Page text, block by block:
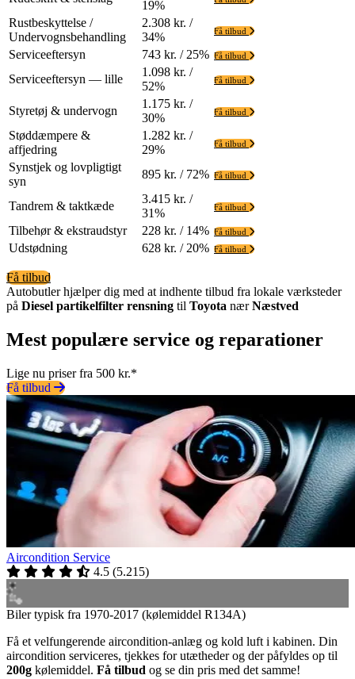
19%
Rustbeskyttelse /
Undervognsbehandling
2.308 kr. /
34%
Få tilbud
Serviceeftersyn 743 kr. / 25% Få tilbud
Serviceeftersyn — lille
1.098 kr. /
52%
Få tilbud
Styretøj & undervogn
1.175 kr. /
30%
Få tilbud
Støddæmpere &
affjedring
1.282 kr. /
29%
Få tilbud
Synstjek og lovpligtigt
syn
895 kr. / 72% Få tilbud
Tandrem & taktkæde
3.415 kr. /
31%
Få tilbud
Tilbehør & ekstraudstyr 228 kr. / 14% Få tilbud
Udstødning 628 kr. / 20% Få tilbud
Få tilbud
Autobutler hjælper dig med at indhente tilbud fra lokale værksteder
på Diesel partikelfilter rensning til Toyota nærNæstved
Mest populære service og reparationer
Lige nu priser fra 500 kr.*
Få tilbud
Aircondition Service
4.5 (5.215)
Biler typisk fra 1970-2017 (kølemiddel R134A)
Få et velfungerende aircondition-anlæg og kold luft i kabinen. Din
aircondition serviceres, tjekkes for utætheder og der påfyldes op til
200g kølemiddel. Få tilbud og se din pris med det samme!